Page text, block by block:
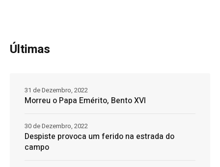
Últimas
Morreu o Papa Emérito, Bento XVI
31 de Dezembro, 2022
Despiste provoca um ferido na estrada do
campo
30 de Dezembro, 2022